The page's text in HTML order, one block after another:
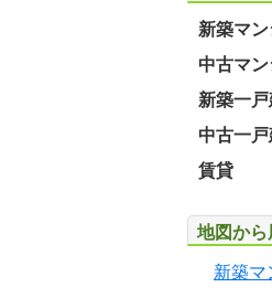
新築マ
中古マ
新築一戸
中古一戸
賃貸
地図から
新築マ